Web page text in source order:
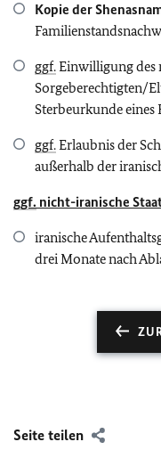
Kopie der
ggf.Einwilligung des
Sorgeberechtigten/
Sterbeurkunde eines
ggf.Erlaubnis der
außerhalb der
ggf. nicht-iranische
iranische
drei Monate nach
Seite teilen